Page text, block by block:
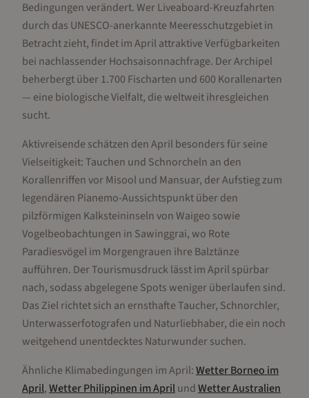
Bedingungen verändert. Wer Liveaboard-Kreuzfahrten
durch das UNESCO-anerkannte Meeresschutzgebiet in
Betracht zieht, findet im April attraktive Verfügbarkeiten
bei nachlassender Hochsaisonnachfrage. Der Archipel
beherbergt über 1.700 Fischarten und 600 Korallenarten
— eine biologische Vielfalt, die weltweit ihresgleichen
sucht.
Aktivreisende schätzen den April besonders für seine
Vielseitigkeit: Tauchen und Schnorcheln an den
Korallenriffen vor Misool und Mansuar, der Aufstieg zum
legendären Pianemo-Aussichtspunkt über den
pilzförmigen Kalksteininseln von Waigeo sowie
Vogelbeobachtungen in Sawinggrai, wo Rote
Paradiesvögel im Morgengrauen ihre Balztänze
aufführen. Der Tourismusdruck lässt im April spürbar
nach, sodass abgelegene Spots weniger überlaufen sind.
Das Ziel richtet sich an ernsthafte Taucher, Schnorchler,
Unterwasserfotografen und Naturliebhaber, die ein noch
weitgehend unentdecktes Naturwunder suchen.
Ähnliche Klimabedingungen imApril:WetterBorneo im
April,WetterPhilippinen imAprilundWetterAustralien